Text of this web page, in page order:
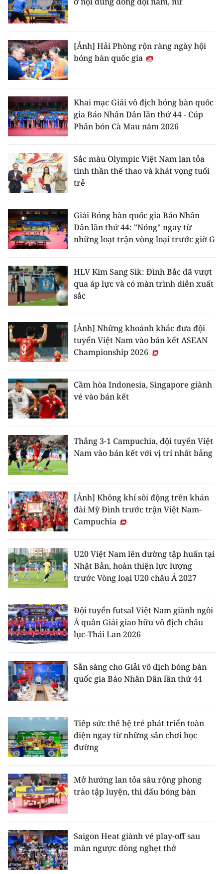
[Ảnh] Hải Phòng rộn ràng ngày hội
bóng bàn quốc gia
Khai mạc Giải vô địch bóng bàn quốc
gia Báo Nhân Dân lần thứ 44 - Cúp
Phân bón Cà Mau năm 2026
Sắc màu Olympic Việt Nam lan tỏa
tinh thần thể thao và khát vọng tuổi
trẻ
Giải Bóng bàn quốc gia Báo Nhân
Dân lần thứ 44: "Nóng" ngay từ
những loạt trận vòng loại trước giờ G
HLV Kim Sang Sik: Đình Bắc đã vượt
qua áp lực và có màn trình diễn xuất
sắc
[Ảnh] Những khoảnh khắc đưa đội
tuyển Việt Nam vào bán kết ASEAN
Championship 2026
Cầm hòa Indonesia, Singapore giành
vé vào bán kết
Thắng 3-1 Campuchia, đội tuyển Việt
Nam vào bán kết với vị trí nhất bảng
[Ảnh] Không khí sôi động trên khán
đài Mỹ Đình trước trận Việt Nam-
Campuchia
U20 Việt Nam lên đường tập huấn tại
Nhật Bản, hoàn thiện lực lượng
trước Vòng loại U20 châu Á 2027
Đội tuyển futsal Việt Nam giành ngôi
Á quân Giải giao hữu vô địch châu
lục-Thái Lan 2026
Sẵn sàng cho Giải vô địch bóng bàn
quốc gia Báo Nhân Dân lần thứ 44
Tiếp sức thế hệ trẻ phát triển toàn
diện ngay từ những sân chơi học
đường
Mở hướng lan tỏa sâu rộng phong
trào tập luyện, thi đấu bóng bàn
Saigon Heat giành vé play-off sau
màn ngược dòng nghẹt thở